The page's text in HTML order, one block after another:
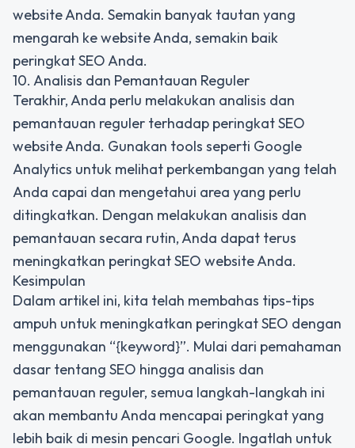
website Anda. Semakin banyak tautan yang
mengarah ke website Anda, semakin baik
peringkat SEO Anda.
10. Analisis dan Pemantauan Reguler
Terakhir, Anda perlu melakukan analisis dan
pemantauan reguler terhadap peringkat SEO
website Anda. Gunakan tools seperti Google
Analytics untuk melihat perkembangan yang telah
Anda capai dan mengetahui area yang perlu
ditingkatkan. Dengan melakukan analisis dan
pemantauan secara rutin, Anda dapat terus
meningkatkan peringkat SEO website Anda.
Kesimpulan
Dalam artikel ini, kita telah membahas tips-tips
ampuh untuk meningkatkan peringkat SEO dengan
menggunakan “{keyword}”. Mulai dari pemahaman
dasar tentang SEO hingga analisis dan
pemantauan reguler, semua langkah-langkah ini
akan membantu Anda mencapai peringkat yang
lebih baik di mesin pencari Google. Ingatlah untuk